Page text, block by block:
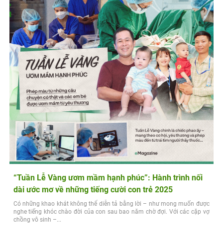
“Tuần Lễ Vàng ươm mầm hạnh phúc”: Hành trình nối
dài ước mơ về những tiếng cười con trẻ 2025
Có những khao khát không thể diễn tả bằng lời – như mong muốn được
nghe tiếng khóc chào đời của con sau bao năm chờ đợi. Với các cặp vợ
chồng vô sinh –...